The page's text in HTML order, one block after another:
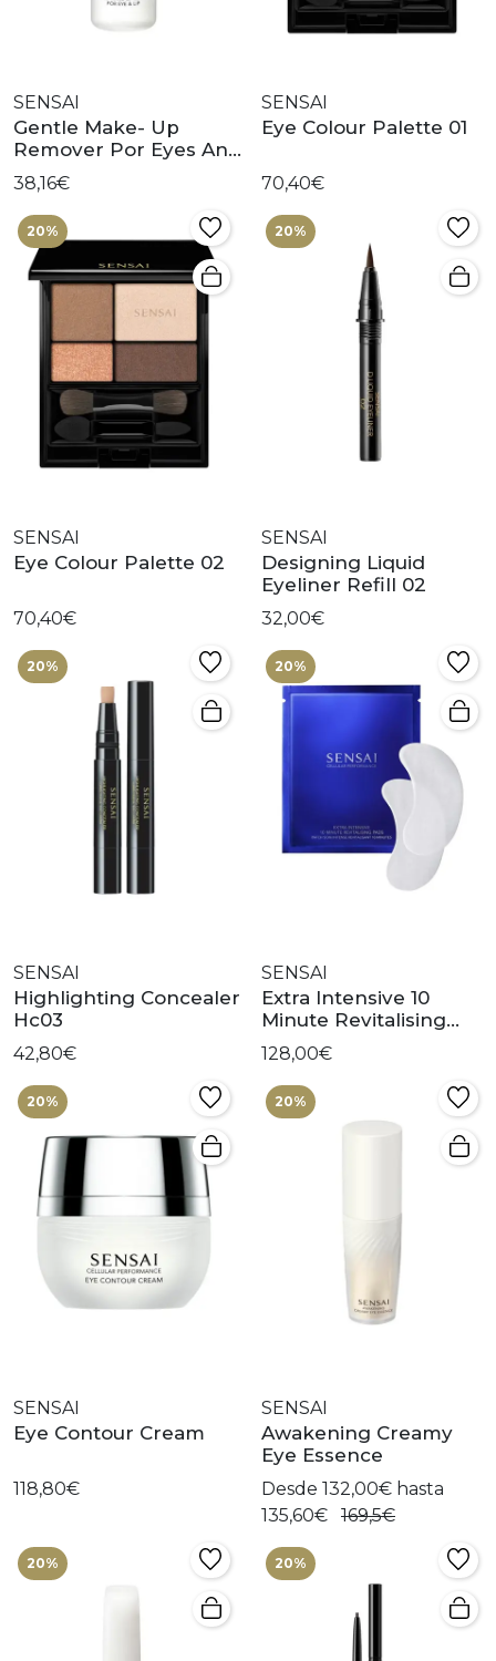
SENSAI
Gentle Make- Up
Remover Por Eyes And
Lip
38,16€
SENSAI
Eye Colour Palette 01
70,40€
20%
SENSAI
Eye Colour Palette 02
70,40€
20%
SENSAI
Designing Liquid
Eyeliner Refill 02
32,00€
20%
SENSAI
Highlighting Concealer
Hc03
42,80€
20%
SENSAI
Extra Intensive 10
Minute Revitalising
Pads
128,00€
20%
SENSAI
Eye Contour Cream
118,80€
20%
SENSAI
Awakening Creamy
Eye Essence
Desde 132,00€ hasta
135,60€
169,5€
20% 20%